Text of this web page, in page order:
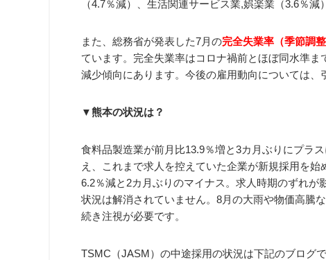
（4.7％減）、生活関連サービス業,娯楽業（3.6％減
また、総務省が発表した7月の完全失業率（季節調
ています。完全失業率はコロナ禍前とほぼ同水準
減少傾向にあります。今後の雇用動向については、
▼熊本の状況は？
食料品製造業が前月比13.9％増と3カ月ぶりにプラ
え、これまで求人を控えていた企業が新規採用を
6.2％減と2カ月ぶりのマイナス。求人時期のずれ
状況は解消されていません。8月の大雨や物価高騰
続き注視が必要です。
TSMC（JASM）の中途採用の状況は下記のブログ